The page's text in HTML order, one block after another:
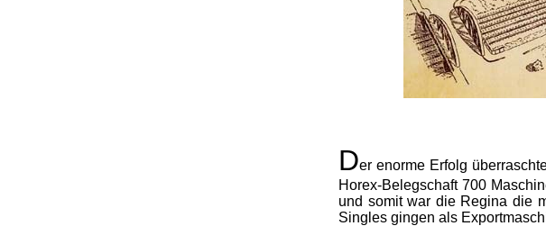
Der enorme Erfolg
Horex-Belegschaft 700
und somit war die Regina die
Singles gingen als